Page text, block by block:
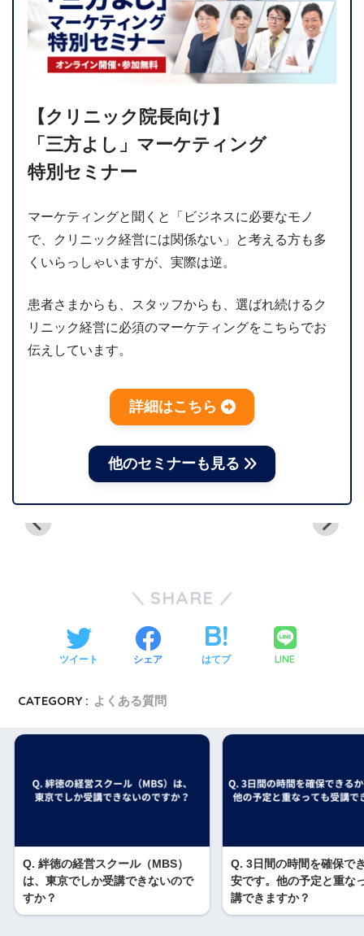
【クリニック院長向け】
「三方よし」マーケティング
特別セミナー
マーケティングと聞くと「ビジネスに必要なモノ
で、クリニック経営には関係ない」と考える方も多
くいらっしゃいますが、実際は逆。
患者さまからも、スタッフからも、選ばれ続けるク
リニック経営に必須のマーケティングをこちらでお
伝えしています。
詳細はこちら
他のセミナーも見る
SHARE
ツイート シェア はてブ LINE
CATEGORY : よくある質問
Q. 絆徳の経営スクール（MBS）
は、東京でしか受講できないので
すか？
Q. 3日間の時間を確保で
安です。他の予定と重な
講できますか？